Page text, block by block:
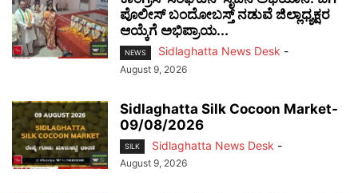
ಪೊಲೀಸ್ ಬಂದೋಬಸ್ತ್ ನಡುವೆ ಜಿಲ್ಲಾಧ್ಯಕ್ಷರ
ಆಯ್ಕೆಗೆ ಅಭಿಪ್ರಾಯ...
NEWS Sidlaghatta News Desk -
August 9, 2026
Sidlaghatta Silk Cocoon Market-
09/08/2026
SILK Sidlaghatta News Desk -
August 9, 2026